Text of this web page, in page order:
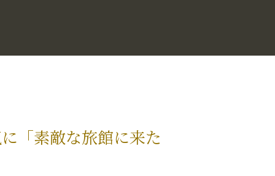
「素敵な旅館に来た